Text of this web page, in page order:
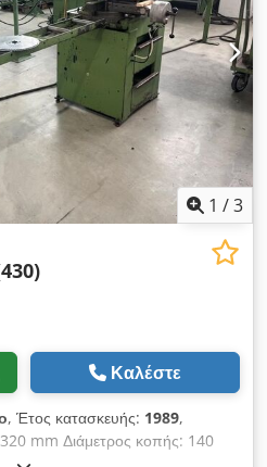
1 /3
Καλέστε
, Έτος κατασκευής: 1989,
320 mm Διάμετρος κοπής: 140